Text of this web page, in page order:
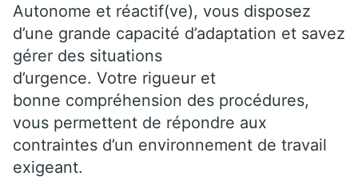
Autonome et réactif(ve), vous disposez
d’une grande capacité d’adaptation et savez
gérer des situations
d’urgence. Votre rigueur et
bonne compréhension des procédures,
vous permettent de répondre aux
contraintes d’un environnement de travail
exigeant.